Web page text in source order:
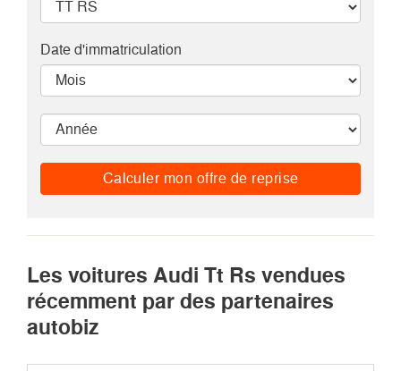
Date d'immatriculation
Calculer mon offre de reprise
Les voitures Audi Tt Rs vendues
récemment par des partenaires
autobiz